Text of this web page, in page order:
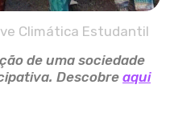
Climática Estudantil
de uma sociedade
Descobre aqui